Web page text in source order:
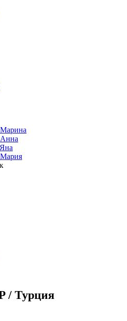
Марина
Анна
Яна
Мария
/ Турция